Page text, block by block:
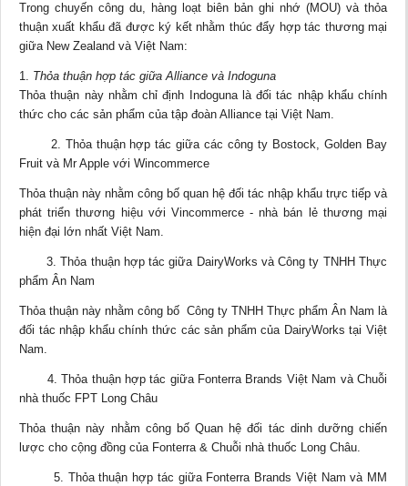
Trong chuyến công du, hàng loạt biên bản ghi nhớ (MOU) và thỏa
thuận xuất khẩu đã được ký kết nhằm thúc đẩy hợp tác thương mại
giữa New Zealand và Việt Nam:
Thỏa thuận hợp tác giữa Alliance và Indoguna
Thỏa thuận này nhằm chỉ định Indoguna là đối tác nhập khẩu chính
thức cho các sản phẩm của tập đoàn Alliance tại Việt Nam.
2. Thỏa thuận hợp tác giữa các công ty Bostock, Golden Bay
Fruit và Mr Apple với Wincommerce
Thỏa thuận này nhằm công bố quan hệ đối tác nhập khẩu trực tiếp và
phát triển thương hiệu với Vincommerce - nhà bán lẻ thương mại
hiện đại lớn nhất Việt Nam.
3. Thỏa thuận hợp tác giữa DairyWorks và Công ty TNHH Thực
phẩm Ân Nam
Thỏa thuận này nhằm công bố Công ty TNHH Thực phẩm Ân Nam là
đối tác nhập khẩu chính thức các sản phẩm của DairyWorks tại Việt
Nam.
4. Thỏa thuận hợp tác giữa Fonterra Brands Việt Nam và Chuỗi
nhà thuốc FPT Long Châu
Thỏa thuận này nhằm công bố Quan hệ đối tác dinh dưỡng chiến
lược cho cộng đồng của Fonterra & Chuỗi nhà thuốc Long Châu.
5. Thỏa thuận hợp tác giữa Fonterra Brands Việt Nam và MM